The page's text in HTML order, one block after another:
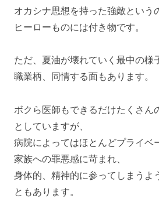
オカシナ思想を持った強敵という
ヒーローものには付き物です。
ただ、夏油が壊れていく最中の様
職業柄、同情する面もあります。
ボクら医師もできるだけたくさん
としていますが、
病院によってはほとんどプライベ
家族への罪悪感に苛まれ、
身体的、精神的に参ってしまうよ
ともあります。